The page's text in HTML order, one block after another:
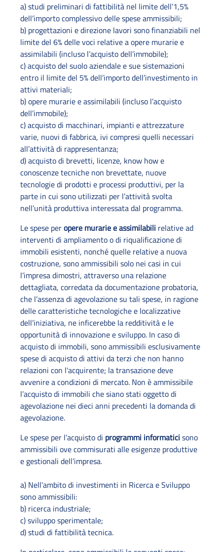
a) studi preliminari di fattibilità nel limite dell’1,5%
dell’importo complessivo delle spese ammissibili;
b) progettazioni e direzione lavori sono finanziabili nel
limite del 6% delle voci relative a opere murarie e
assimilabili (incluso l’acquisto dell’immobile);
c) acquisto del suolo aziendale e sue sistemazioni
entro il limite del 5% dell’importo dell’investimento in
attivi materiali;
b) opere murarie e assimilabili (incluso l’acquisto
dell’immobile);
c) acquisto di macchinari, impianti e attrezzature
varie, nuovi di fabbrica, ivi compresi quelli necessari
all’attività di rappresentanza;
d) acquisto di brevetti, licenze, know how e
conoscenze tecniche non brevettate, nuove
tecnologie di prodotti e processi produttivi, per la
parte in cui sono utilizzati per l’attività svolta
nell’unità produttiva interessata dal programma.
Le spese peropere murarie e assimilabili relative ad
interventi di ampliamento o di riqualificazione di
immobili esistenti, nonché quelle relative a nuova
costruzione, sono ammissibili solo nei casi in cui
l’impresa dimostri, attraverso una relazione
dettagliata, corredata da documentazione probatoria,
che l’assenza di agevolazione su tali spese, in ragione
delle caratteristiche tecnologiche e localizzative
dell’iniziativa, ne inficerebbe la redditività e le
opportunità di innovazione e sviluppo. In caso di
acquisto di immobili, sono ammissibili esclusivamente
spese di acquisto di attivi da terzi che non hanno
relazioni con l'acquirente; la transazione deve
avvenire a condizioni di mercato. Non è ammissibile
l’acquisto di immobili che siano stati oggetto di
agevolazione nei dieci anni precedenti la domanda di
agevolazione.
Le spese per l’acquisto di programmi informatici sono
ammissibili ove commisurati alle esigenze produttive
e gestionali dell’impresa.
a) Nell’ambito di investimenti in Ricerca e Sviluppo
sono ammissibili:
b) ricerca industriale;
c) sviluppo sperimentale;
d) studi di fattibilità tecnica.